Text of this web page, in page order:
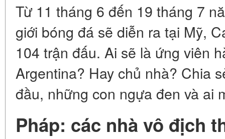
Từ 11 tháng 6 đến 19 tháng 7
giới bóng đá sẽ diễn ra tại Mỹ,
104 trận đấu. Ai sẽ là ứng viên
Argentina? Hay chủ nhà? Chia
đầu, những con ngựa đen và ai
Pháp: các nhà vô địch